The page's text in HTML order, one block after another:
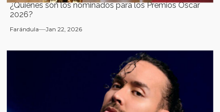
¿Quiénes son los nominados para los Premios Óscar
2026?
Farándula Jan 22, 2026